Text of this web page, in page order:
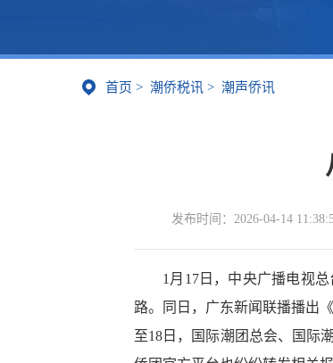
首页 > 潮侨税讯 > 潮声侨讯
发布时间： 2026-04-14
1月17日，中央广播电视
路。同日，广东新闻联播播出
至18日，国际潮团总会、国际